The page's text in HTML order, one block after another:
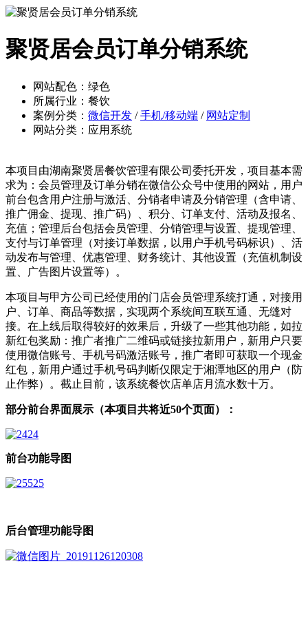
聚贤居会员订单分销系统
网站配色：绿色
所属行业：餐饮
案例分类： 微信开发 /手机/移动端 / 网站定制
网站分类：应用系统
本项目由湖南聚贤居餐饮管理有限公司委托开发，项目基本需
求为：会员管理及订单分销在微信公众号中使用的网站，用户
前台包含用户注册与激活、分销者申请及分销管理（含申请、
推广佣金、提现、推广码）、积分、订单支付、活动及报名、
充值；管理后台包括会员管理、分销管理与设置、提现管理、
支付与订单管理（对接订单数据，以用户手机号码标识）、活
动发布与管理、优惠管理、财务统计、其他设置（充值机制设
置、广告图片设置等）。
本项目与甲方公司已经使用的门店会员管理系统打通，对接用
户、订单、商品等数据，实现两个系统间互联互通、无缝对
接。在上线后取得较好的效果后，升级了一些其他功能，如拉
新红包奖励：推广者推广二维码或链接拉新用户，新用户只要
使用微信账号、手机号码激活账号，推广者即可获取一个现金
红包，新用户通过手机号码判断仅限定于湘潭地区的用户（防
止作弊）。截止目前，该系统餐饮店单店月流水数十万。
部分前台界面展示（本项目共将近50个页面）：
前台功能导图
后台管理功能导图